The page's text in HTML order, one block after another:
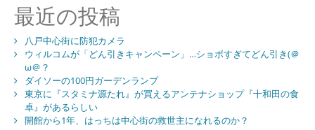
最近の投稿
八戸中心街に防犯カメラ
ウィルコムが「どん引きキャンペーン」…ショボすぎてどん引き(＠
ω＠？
ダイソーの100円ガーデンランプ
東京に『スタミナ源たれ』が買えるアンテナショップ『十和田の食
卓』があるらしい
開館から1年、はっちは中心街の救世主になれるのか？